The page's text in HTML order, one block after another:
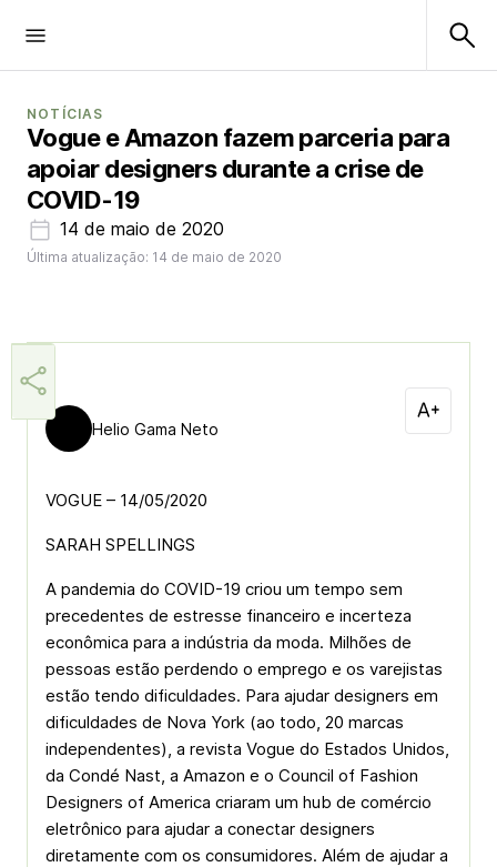
NOTÍCIAS
Vogue e Amazon fazem parceria para
apoiar designers durante a crise de
COVID-19
14 de maio de 2020
Última atualização: 14 de maio de 2020
Helio Gama Neto
VOGUE – 14/05/2020
SARAH SPELLINGS
A pandemia do COVID-19 criou um tempo sem
precedentes de estresse financeiro e incerteza
econômica para a indústria da moda. Milhões de
pessoas estão perdendo o emprego e os varejistas
estão tendo dificuldades. Para ajudar designers em
dificuldades de Nova York (ao todo, 20 marcas
independentes), a revista Vogue do Estados Unidos,
da Condé Nast, a Amazon e o Council of Fashion
Designers of America criaram um hub de comércio
eletrônico para ajudar a conectar designers
diretamente com os consumidores. Além de ajudar a